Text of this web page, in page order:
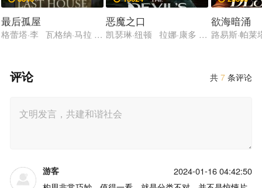
最后孤屋
格蕾塔·李 瓦格纳·马拉 西德·爱德华兹 刘易斯·古迪 奥黛丽·安
恶魔之口
凯瑟琳·纽顿 拉娜·康多 加文·卡萨莱
欲海暗涌
路易斯·帕
共7 条评论
评论
游客 2024-01-16 04:42:50